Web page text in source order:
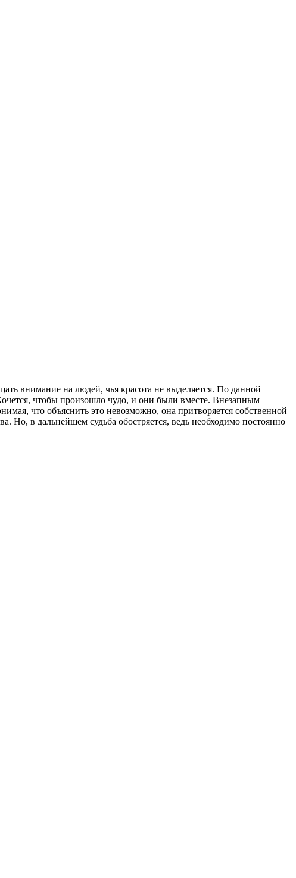
внимание на людей, чья красота не выделяется. По данной
чтобы произошло чудо, и они были вместе. Внезапным
что объяснить это невозможно, она притворяется собственной
Но, в дальнейшем судьба обостряется, ведь необходимо постоянно